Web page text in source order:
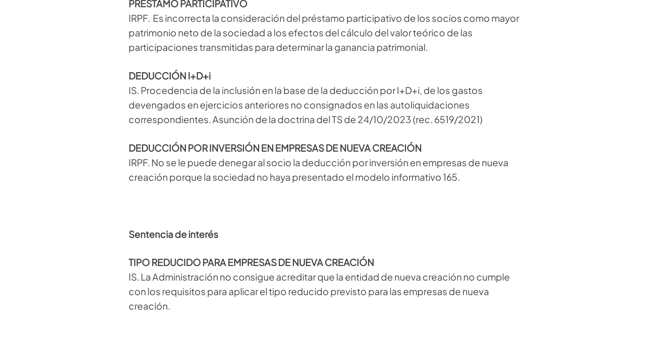
PRÉSTAMO PARTICIPATIVO
IRPF. Es incorrecta la consideración del préstamo participativo de los socios como mayor
patrimonio neto de la sociedad a los efectos del cálculo del valor teórico de las
participaciones transmitidas para determinar la ganancia patrimonial.
DEDUCCIÓN I+D+i
IS. Procedencia de la inclusión en la base de la deducción por I+D+i, de los gastos
devengados en ejercicios anteriores no consignados en las autoliquidaciones
correspondientes. Asunción de la doctrina del TS de 24/10/2023 (rec. 6519/2021)
DEDUCCIÓN POR INVERSIÓN EN EMPRESAS DE NUEVA CREACIÓN
IRPF. No se le puede denegar al socio la deducción por inversión en empresas de nueva
creación porque la sociedad no haya presentado el modelo informativo 165.
Sentencia de interés
TIPO REDUCIDO PARA EMPRESAS DE NUEVA CREACIÓN
IS. La Administración no consigue acreditar que la entidad de nueva creación no cumple
con los requisitos para aplicar el tipo reducido previsto para las empresas de nueva
creación.